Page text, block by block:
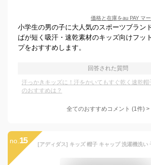
価格と在庫をau PAY マ
小学生の男の子に大人気のスポーツブラン
ばが短く吸汗・速乾素材のキッズ向けフッ
プをおすすめします。
回答された質問
汗っかきキッズに！汗をかいてもすぐ乾く速乾帽
のおすすめは？
全てのおすすめコメント (1件) >
no. 15